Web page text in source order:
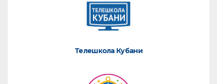
Телешкола Кубани